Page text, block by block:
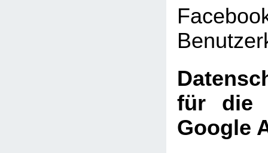
für die
Google